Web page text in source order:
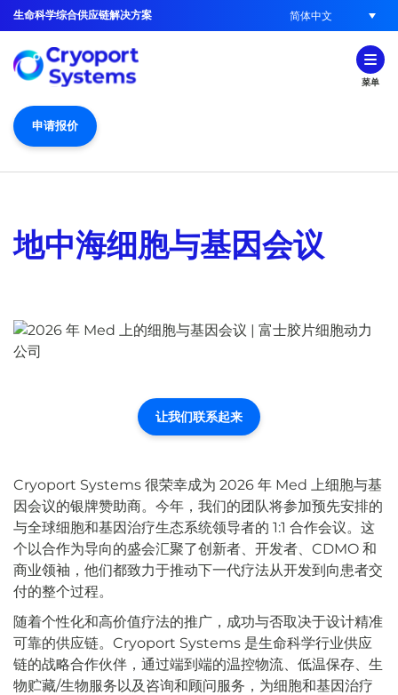
生命科学综合供应链解决方案 简体中文
菜单
申请报价
地中海细胞与基因会议
让我们联系起来
Cryoport Systems 很荣幸成为 2026 年 Med 上细胞与基
因会议的银牌赞助商。今年，我们的团队将参加预先安排的
与全球细胞和基因治疗生态系统领导者的 1:1 合作会议。这
个以合作为导向的盛会汇聚了创新者、开发者、CDMO 和
商业领袖，他们都致力于推动下一代疗法从开发到向患者交
付的整个过程。
随着个性化和高价值疗法的推广，成功与否取决于设计精准
可靠的供应链。Cryoport Systems 是生命科学行业供应
链的战略合作伙伴，通过端到端的温控物流、低温保存、生
物贮藏/生物服务以及咨询和顾问服务，为细胞和基因治疗